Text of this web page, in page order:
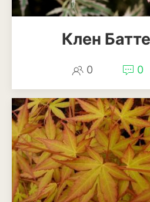
Грецкий орех
Земляника
Инжир
Калина
Кизил
Клен
0 0